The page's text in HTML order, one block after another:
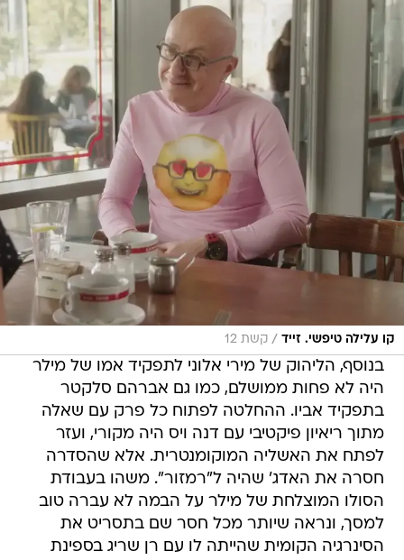
קו עלילה טיפשי. זייד / קשת 12
בנוסף, הליהוק של מירי אלוני לתפקיד אמו של מילר
היה לא פחות ממושלם, כמו גם אברהם סלקטר
בתפקיד אביו. ההחלטה לפתוח כל פרק עם שאלה
מתוך ריאיון פיקטיבי עם דנה ויס היה מקורי, ועזר
לפתח את האשליה המוקומנטרית. אלא שהסדרה
חסרה את האדג' שהיה ל"רמזור". משהו בעבודת
הסולו המוצלחת של מילר על הבמה לא עברה טוב
למסך, ונראה שיותר מכל חסר שם בתסריט את
הסינרגיה הקומית שהייתה לו עם רן שריג בספינת